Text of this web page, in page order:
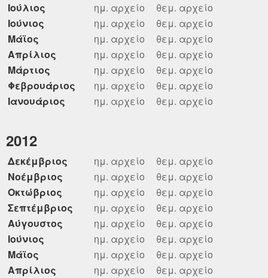
Ιούλιος
ημ. αρχείο
θεμ. αρχείο
Ιούνιος
ημ. αρχείο
θεμ. αρχείο
Μάϊος
ημ. αρχείο
θεμ. αρχείο
Απρίλιος
ημ. αρχείο
θεμ. αρχείο
Μάρτιος
ημ. αρχείο
θεμ. αρχείο
Φεβρουάριος
ημ. αρχείο
θεμ. αρχείο
Ιανουάριος
ημ. αρχείο θεμ. αρχείο
2012
Δεκέμβριος ημ. αρχείο
θεμ. αρχείο
Νοέμβριος
ημ. αρχείο
θεμ. αρχείο
Οκτώβριος
ημ. αρχείο
θεμ. αρχείο
Σεπτέμβριος
ημ. αρχείο
θεμ. αρχείο
Αύγουστος
ημ. αρχείο
θεμ. αρχείο
Ιούνιος
ημ. αρχείο
θεμ. αρχείο
Μάϊος
ημ. αρχείο
θεμ. αρχείο
Απρίλιος
ημ. αρχείο
θεμ. αρχείο